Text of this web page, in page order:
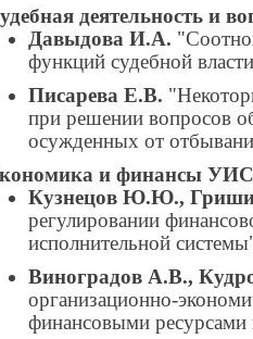
деятельность и
Давыдова И.А.
функций судебной
Писарева Е.В.
при решении вопросов
осужденных от
и финансы УИС
Кузнецов Ю.Ю.,
регулировании
исполнительной
Виноградов А.В.,
организационно-
финансовыми